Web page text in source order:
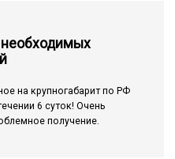
на крупногабарит по РФ
6 суток! Очень
получение.